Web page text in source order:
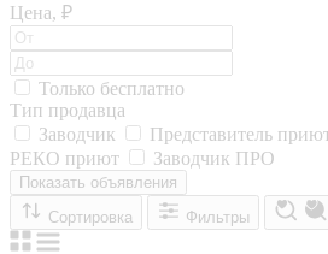
Цена, ₽
Только бесплатно
Тип продавца
Заводчик
Представитель
РЕКО приют
Заводчик ПРО
Показать объявления
Сортировка
Фильтры